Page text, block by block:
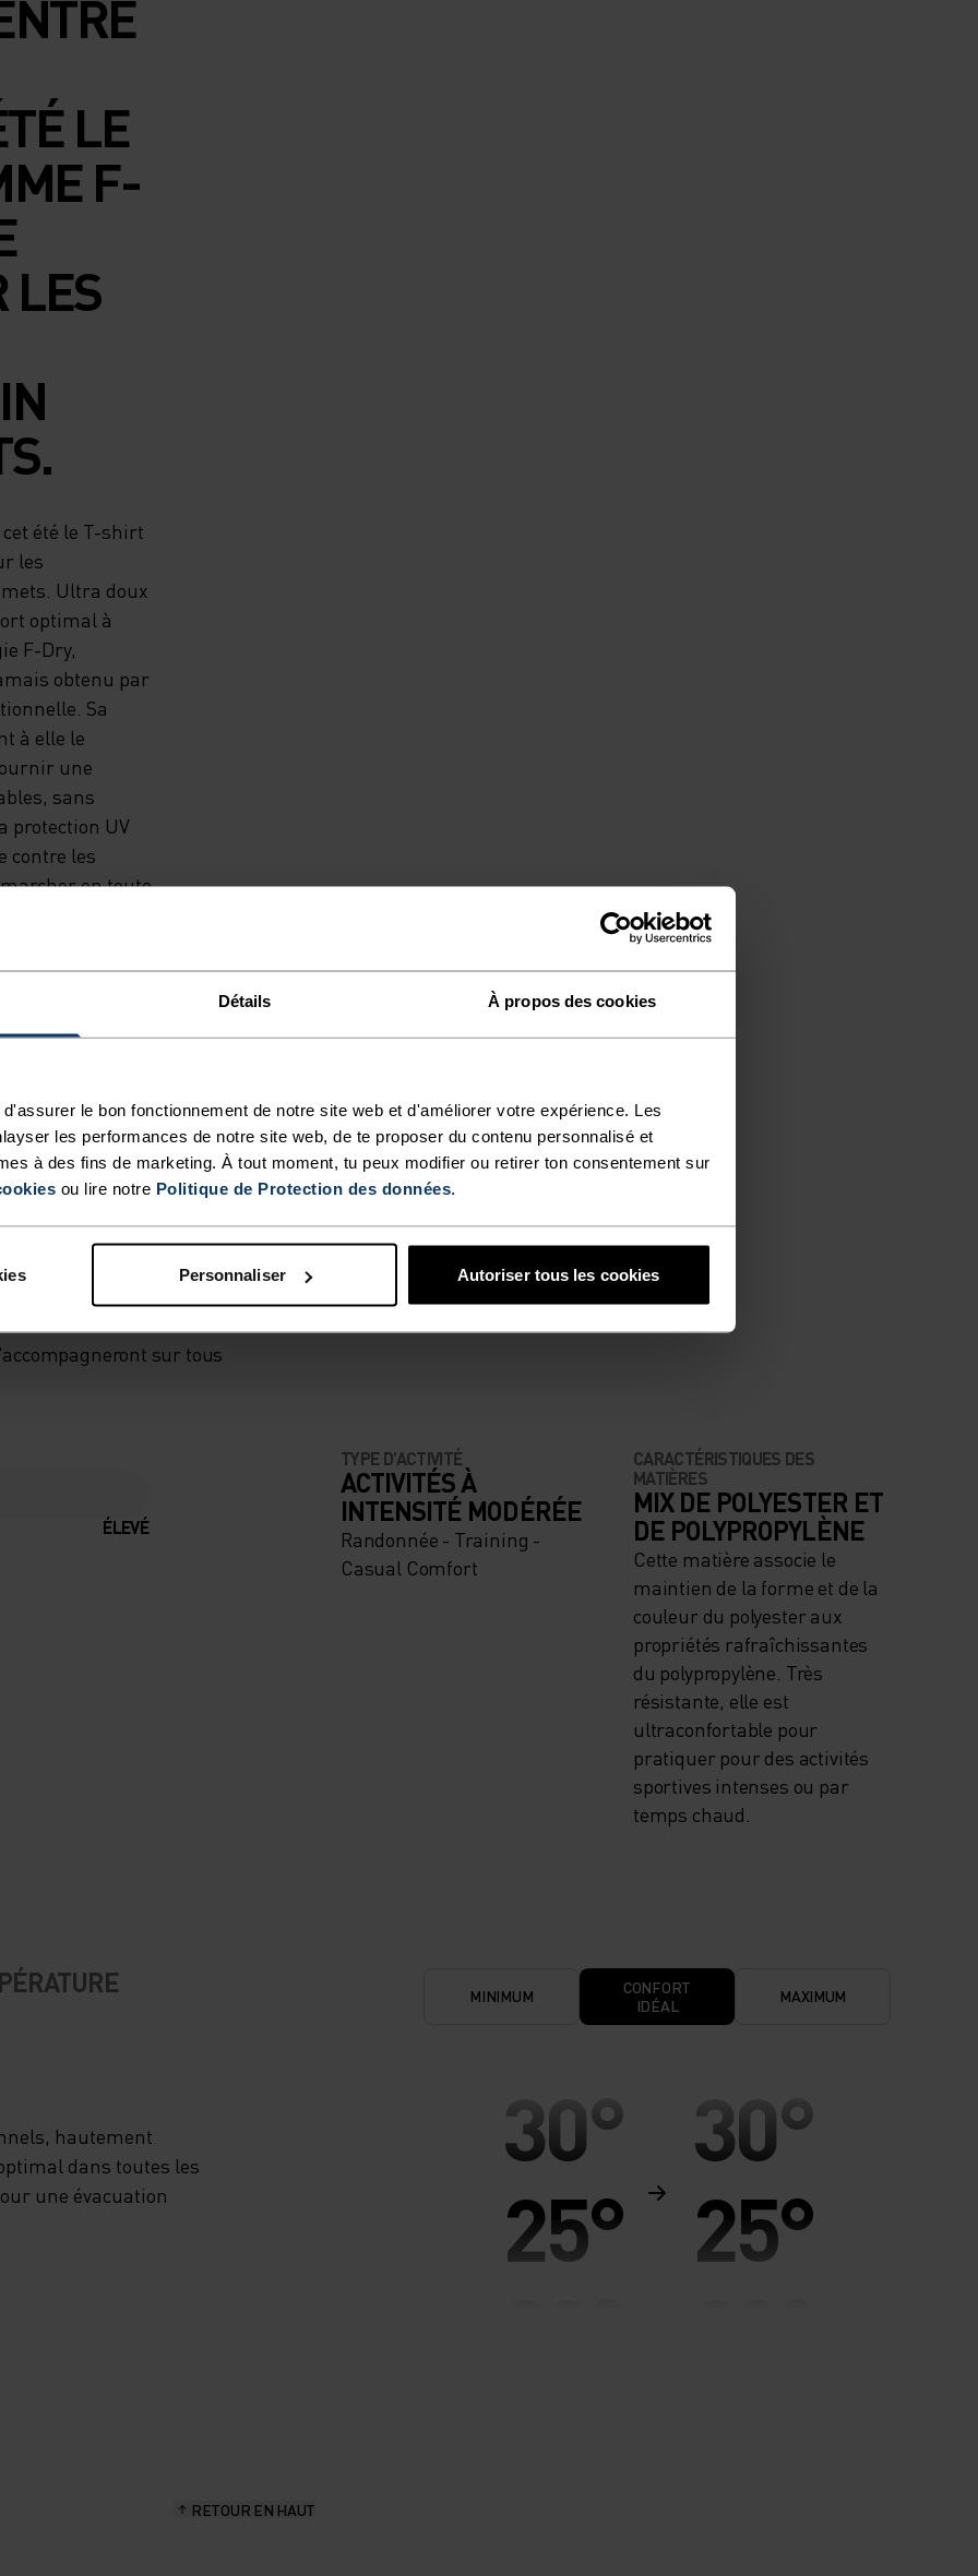
Détails À propos des cookies
le bon fonctionnement de notre site web et d'améliorer votre expérience. Les
les performances de notre site web, de te proposer du contenu personnalisé et
à des fins de marketing. À tout moment, tu peux modifier ou retirer ton consentement sur
ou lire notre Politique de Protection des données.
Personnaliser Autoriser tous les cookies
LE
F-
LES
été le T-shirt
les
Ultra doux
optimal à
F-Dry,
obtenu par
Sa
à elle le
une
sans
protection UV
contre les
en toute
fibres de
des 210
Adoptez un
sur lequel
en respectant
sur tous
ÉLEVÉ
TYPE D’ACTIVITÉ
ACTIVITÉS À
INTENSITÉ MODÉRÉE
Randonnée - Training -
Casual Comfort
CARACTÉRISTIQUES DES
MATIÈRES
MIX DE POLYESTER ET
DE POLYPROPYLÈNE
Cette matière associe le
maintien de la forme et de la
couleur du polyester aux
propriétés rafraîchissantes
du polypropylène. Très
résistante, elle est
ultraconfortable pour
pratiquer pour des activités
sportives intenses ou par
temps chaud.
hautement
dans toutes les
une évacuation
MINIMUM
CONFORT
IDÉAL
MAXIMUM
30°
25°
30°
25°
RETOUR EN HAUT